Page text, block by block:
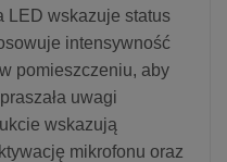
LED wskazuje status
intensywność
pomieszczeniu, aby
uwagi
wskazują
mikrofonu oraz